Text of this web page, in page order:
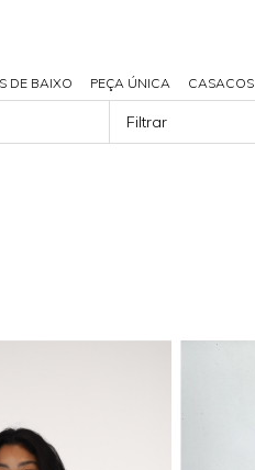
DE BAIXO PEÇA ÚNICA CASACOS
Filtrar